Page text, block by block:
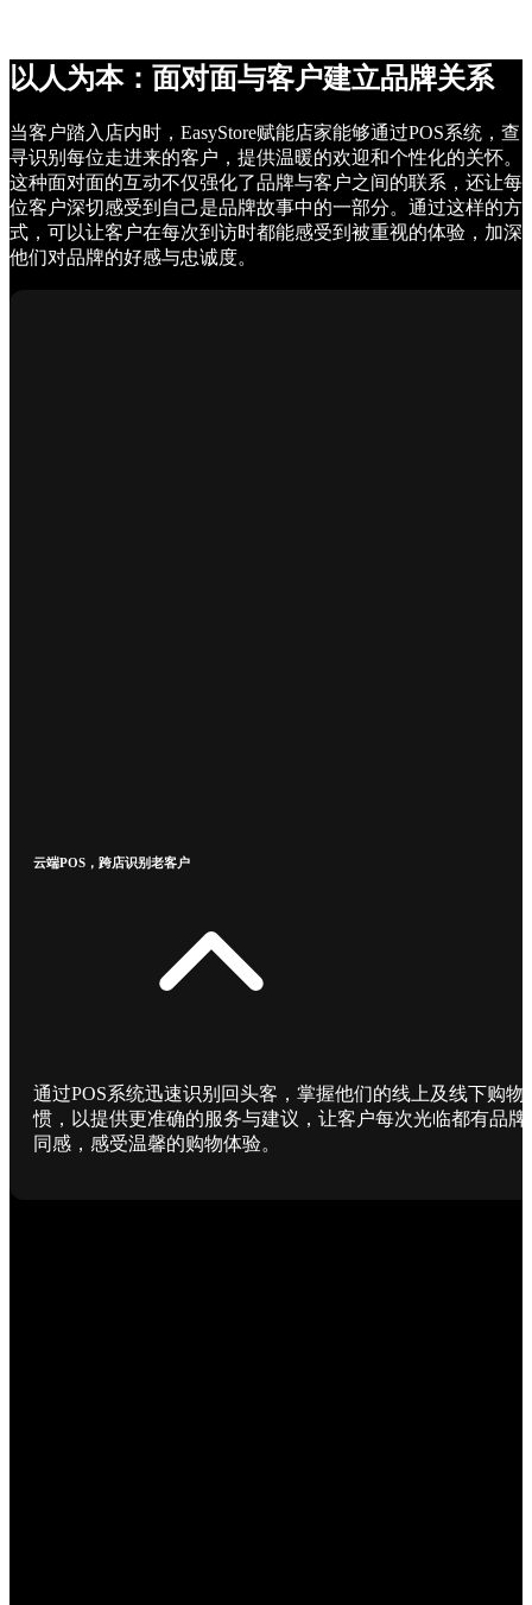
以人为本：面对面与客户建立品牌关系
当客户踏入店内时，EasyStore赋能店家能够通过POS系统，查
寻识别每位走进来的客户，提供温暖的欢迎和个性化的关怀。
这种面对面的互动不仅强化了品牌与客户之间的联系，还让每
位客户深切感受到自己是品牌故事中的一部分。通过这样的方
式，可以让客户在每次到访时都能感受到被重视的体验，加深
他们对品牌的好感与忠诚度。
云端POS，跨店识别老客户
通过POS系统迅速识别回头客，掌握他们的线上及线下购物
惯，以提供更准确的服务与建议，让客户每次光临都有品牌
同感，感受温馨的购物体验。